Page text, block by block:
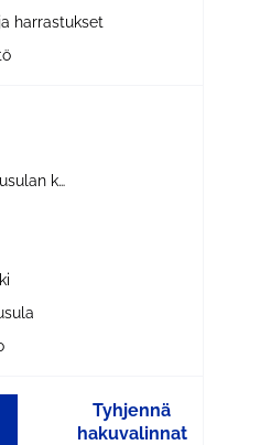
ja harrastukset
kylät
Tyhjennä
hakuvalinnat